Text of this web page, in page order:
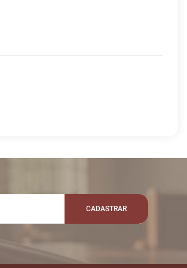
VALOR
CADASTRAR